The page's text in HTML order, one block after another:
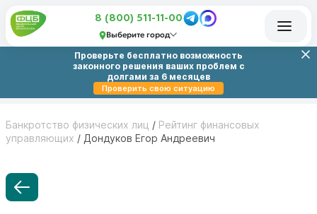
8 (800) 511-11-00
Выберите город
Проверьте бесплатно возможность
законного решения ваших проблем с
долгами за 6 месяцев
Проверить свою ситуацию
Банкротство физических лиц / Рейтинг финансовых
управляющих / Дондуков Егор Андреевич